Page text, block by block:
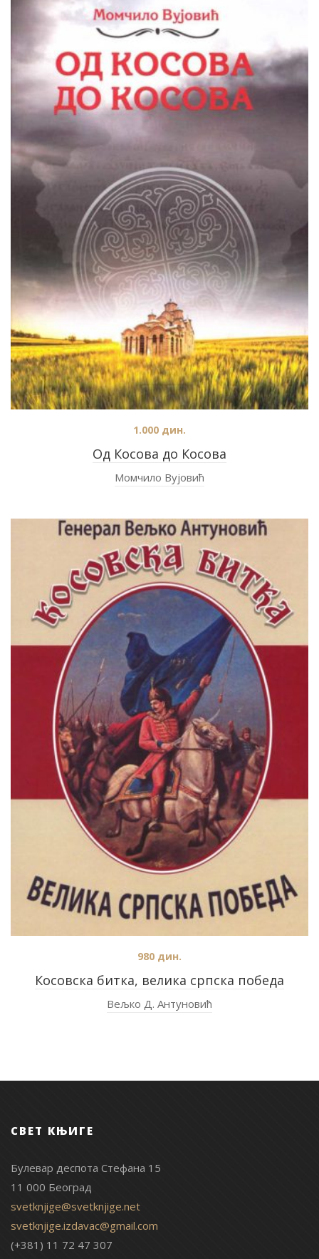
Од Косова до Косова
1.000 дин.
Момчило Вујовић
Косовска битка, велика српска победа
980 дин.
Вељко Д. Антуновић
СВЕТ КЊИГЕ
Булевар деспота Стефана 15
11 000 Београд
svetknjige@svetknjige.net
svetknjige.izdavac@gmail.com
(+381) 11 72 47 307